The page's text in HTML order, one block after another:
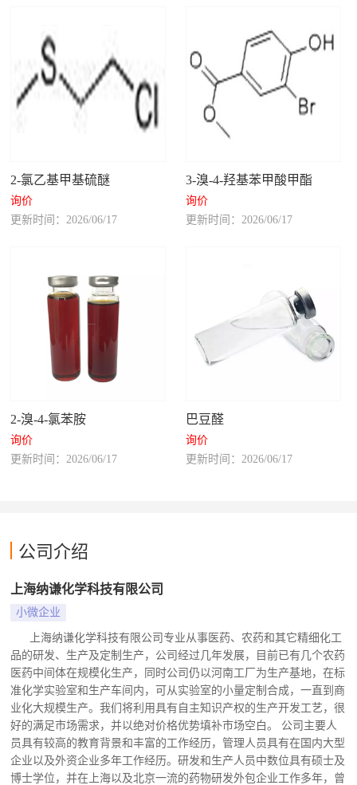
2-氯乙基甲基硫醚
询价
更新时间：2026/06/17
3-溴-4-羟基苯甲酸甲酯
询价
更新时间：2026/06/17
2-溴-4-氯苯胺
询价
更新时间：2026/06/17
巴豆醛
询价
更新时间：2026/06/17
公司介绍
上海纳谦化学科技有限公司
小微企业
上海纳谦化学科技有限公司专业从事医药、农药和其它精细化工
品的研发、生产及定制生产，公司经过几年发展，目前已有几个农药
医药中间体在规模化生产，同时公司仍以河南工厂为生产基地，在标
准化学实验室和生产车间内，可从实验室的小量定制合成，一直到商
业化大规模生产。我们将利用具有自主知识产权的生产开发工艺，很
好的满足市场需求，并以绝对价格优势填补市场空白。 公司主要人
员具有较高的教育背景和丰富的工作经历，管理人员具有在国内大型
企业以及外资企业多年工作经历。研发和生产人员中数位具有硕士及
博士学位，并在上海以及北京一流的药物研发外包企业工作多年，曾